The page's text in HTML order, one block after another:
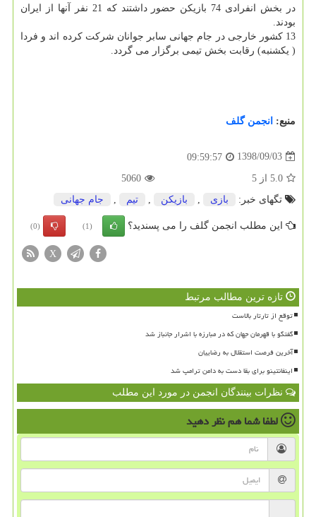
در بخش انفرادی 74 بازیكن حضور داشتند كه 21 نفر آنها از ایران
بودند.
13 كشور خارجی در جام جهانی سابر جوانان شركت كرده اند و فردا
( یكشنبه) رقابت بخش تیمی برگزار می گردد.
منبع: انجمن گلف
1398/09/03
09:59:57
5.0 از 5
5060
تگهای خبر:
بازی بازیكن تیم جام جهانی
این مطلب انجمن گلف را می پسندید؟ (1)
(0)
X
تازه ترین مطالب مرتبط
توقع از تارتار بالاست
گفتگو با قهرمان جهان که در مبارزه با اشرار جانباز شد
آخرین فرصت استقلال به رضاییان
اینفانتینو برای بقا دست به دامن ترامپ شد
نظرات بینندگان انجمن در مورد این مطلب
لطفا شما همنظر دهید